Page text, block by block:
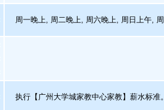
周一晚上, 周二晚上, 周六晚上, 周日上午,
执行【广州大学城家教中心家教】薪水标准